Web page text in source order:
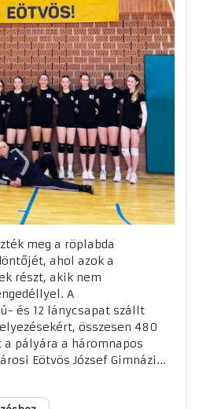
meg a röplabda
ahol azok a
részt, akik nem
A
és 12 lánycsapat szállt
összesen 480
pályára a háromnapos
Eötvös József Gimnázi...